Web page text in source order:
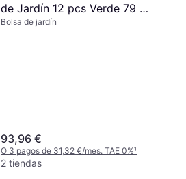
de Jardín 12 pcs Verde 79 x
79 x 99 5 cm
Bolsa de jardín
93,96 €
O 3 pagos de 31,32 €/mes. TAE 0%¹
2 tiendas